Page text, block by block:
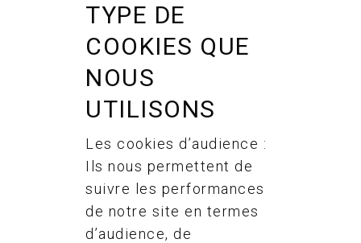
TYPE DE
COOKIES QUE
NOUS
UTILISONS
Les cookies d’audience :
Ils nous permettent de
suivre les performances
de notre site en termes
d’audience, de